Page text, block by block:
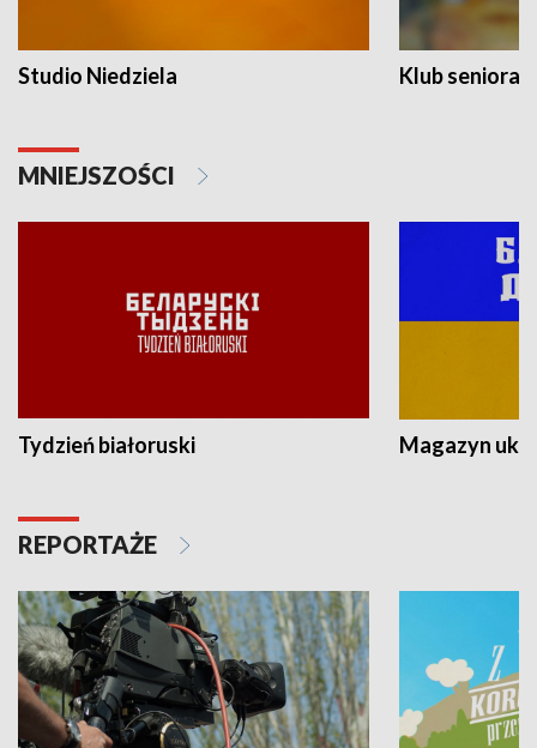
Studio Niedziela Klub seniora
MNIEJSZOŚCI
Tydzień białoruski Magazyn
REPORTAŻE